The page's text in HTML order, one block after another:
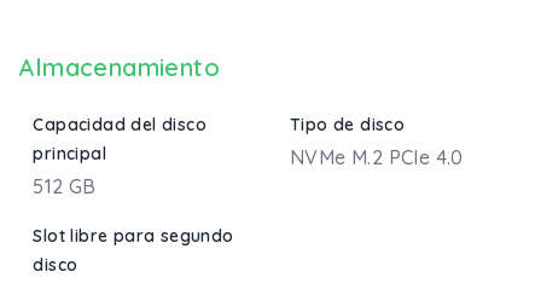
Almacenamiento
Capacidad del disco
principal
512 GB
Tipo de disco
NVMe M.2 PCIe 4.0
Slot libre para segundo
disco